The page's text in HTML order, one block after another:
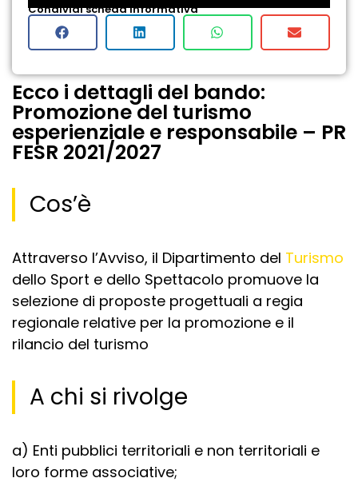
Condividi scheda informativa
Ecco i dettagli del bando:
Promozione del turismo
esperienziale e responsabile – PR
FESR 2021/2027
Cos’è
Attraverso l’Avviso, il Dipartimento del Turismo
dello Sport e dello Spettacolo promuove la
selezione di proposte progettuali a regia
regionale relative per la promozione e il
rilancio del turismo
A chi si rivolge
a) Enti pubblici territoriali e non territoriali e
loro forme associative;